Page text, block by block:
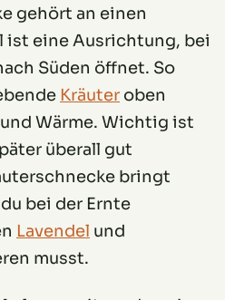
gehört an einen
ist eine Ausrichtung, bei
Süden öffnet. So
Kräuter oben
Wärme. Wichtig ist
überall gut
bringt
bei der Ernte
Lavendel und
musst.